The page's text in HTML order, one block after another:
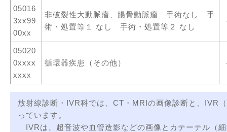
05016
3xx99
00xx
非破裂性大動脈瘤、腸骨動脈瘤 手術なし 手
術・処置等１ なし 手術・処置等２ なし
05020
0xxxx
xxxx
循環器疾患（その他）
放射線診断・IVR科では、CT・MRIの画像診断と、IVR
っています。
IVRは、超音波や血管造影などの画像とカテーテル（